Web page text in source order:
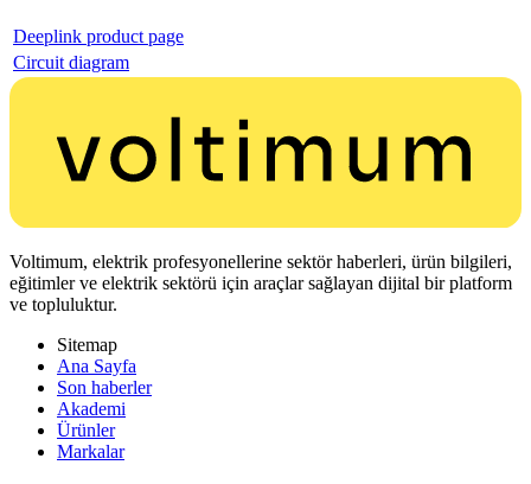
Deeplink product page
Circuit diagram
Voltimum, elektrik profesyonellerine sektör haberleri, ürün bilgileri,
eğitimler ve elektrik sektörü için araçlar sağlayan dijital bir platform
ve topluluktur.
Sitemap
Ana Sayfa
Son haberler
Akademi
Ürünler
Markalar